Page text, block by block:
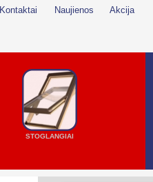
Kontaktai Naujienos Akcija
STOGLANGIAI